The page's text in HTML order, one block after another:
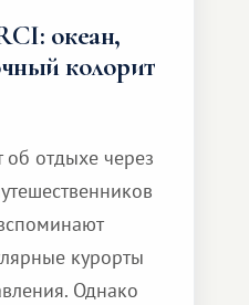
океан,
колорит
об отдыхе через
курорты
Однако